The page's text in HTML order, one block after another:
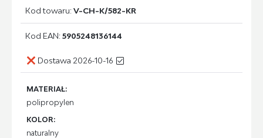
Kod towaru:V-CH-K/582-KR
Kod EAN:5905248136144
Dostawa 2026-10-16
MATERIAŁ:
polipropylen
KOLOR:
naturalny